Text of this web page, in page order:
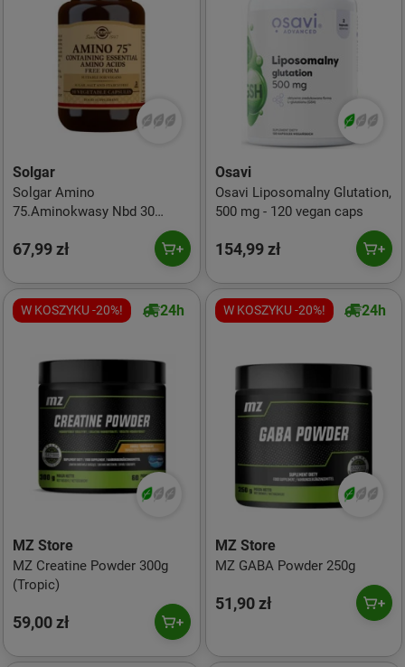
Solgar
Solgar Amino
75.Aminokwasy Nbd 30
67,99 zł
Osavi
Osavi Liposomalny Glutation,
500 mg - 120 vegan caps
154,99 zł
W KOSZYKU -20%! 24h
MZ Store
MZ Creatine Powder 300g
(Tropic)
59,00 zł
W KOSZYKU -20%! 24h
MZ Store
MZ GABA Powder 250g
51,90 zł